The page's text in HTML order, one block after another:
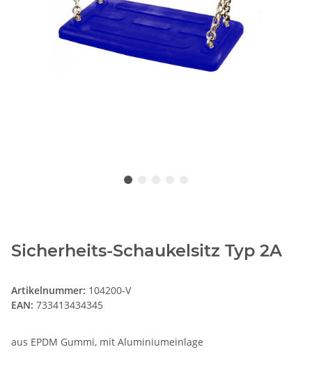
Sicherheits-Schaukelsitz Typ 2A
Artikelnummer: 104200-V
EAN: 733413434345
aus EPDM Gummi, mit Aluminiumeinlage